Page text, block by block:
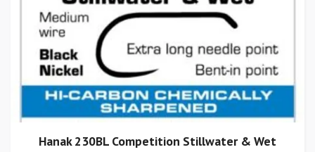
Hanak 230BL Competition Stillwater & Wet